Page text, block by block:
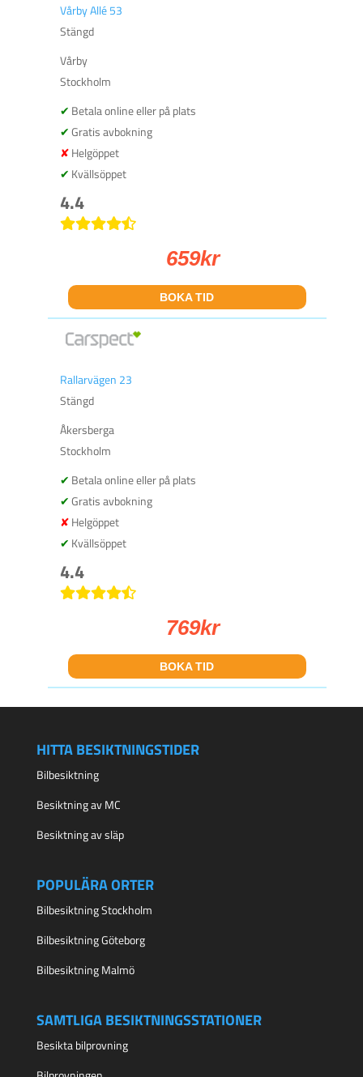
Vårby Allé 53
Stängd
Vårby
Stockholm
Betala online eller på plats
Gratis avbokning
Helgöppet
Kvällsöppet
4.4
659kr
BOKA TID
Rallarvägen 23
Stängd
Åkersberga
Stockholm
Betala online eller på plats
Gratis avbokning
Helgöppet
Kvällsöppet
4.4
769kr
BOKA TID
HITTA BESIKTNINGSTIDER
Bilbesiktning
Besiktning av MC
Besiktning av släp
POPULÄRA ORTER
Bilbesiktning Stockholm
Bilbesiktning Göteborg
Bilbesiktning Malmö
SAMTLIGA BESIKTNINGSSTATIONER
Besikta bilprovning